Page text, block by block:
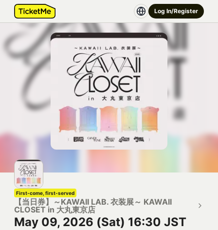
Log In/Register
First-come, first-served
【当日券】～KAWAII LAB. 衣装展～ KAWAII
CLOSET in 大丸東京店
May 09, 2026 (Sat) 16:30 JST